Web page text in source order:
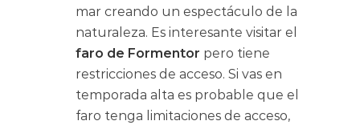
mar creando un espectáculo de la
naturaleza. Es interesante visitar el
faro de Formentor pero tiene
restricciones de acceso. Si vas en
temporada alta es probable que el
faro tenga limitaciones de acceso,